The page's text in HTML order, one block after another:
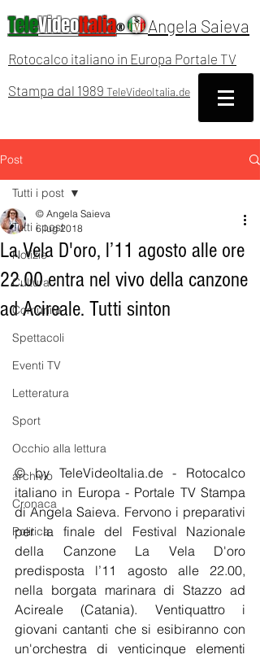
TeleVideoItalia® Angela Saieva
Rotocalco italiano in Europa Portale TV
Stampa dal 1989 TeleVideoItalia.de
Post
Tutti i post
Notizie
Cultura
Comunità
Spettacoli
Eventi TV
Letteratura
Sport
Occhio alla lettura
archivio
Cronaca
Politica
Tutti i post
La Vela D'oro, l’11 agosto alle ore
22.00 entra nel vivo della canzone
ad Acireale. Tutti sinton
© Angela Saieva
6 lug 2018
© by TeleVideoItalia.de - Rotocalco
italiano in Europa - Portale TV Stampa
di Angela Saieva. Fervono i preparativi
per la finale del Festival Nazionale
della Canzone La Vela D'oro
predisposta l’11 agosto alle 22.00,
nella borgata marinara di Stazzo ad
Acireale (Catania). Ventiquattro i
giovani cantanti che si esibiranno con
un'orchestra di venticinque elementi